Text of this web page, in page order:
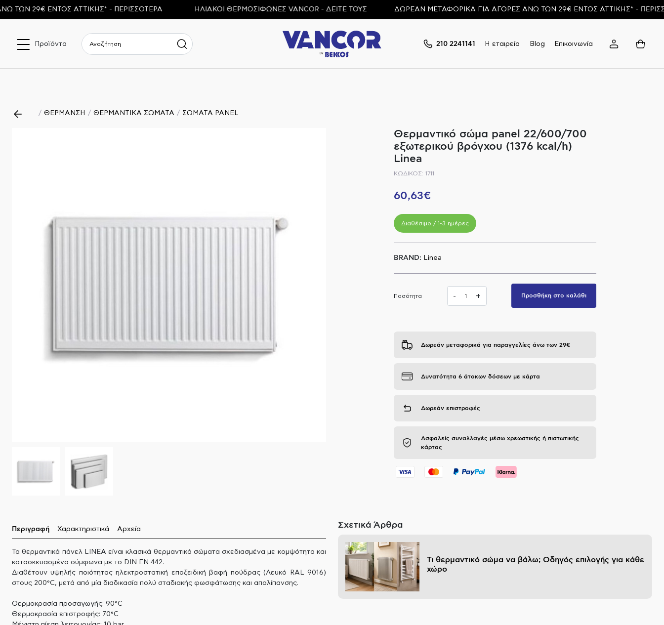
29€ ΕΝΤΟΣ ΑΤΤΙΚΗΣ* - ΠΕΡΙΣΣΟΤΕΡΑ ΗΛΙΑΚΟΙ ΘΕΡΜΟΣΙΦΩΝΕΣ VANCOR - ΔΕΙΤΕ ΤΟΥΣ ΔΩΡΕΑΝ ΜΕΤΑΦΟΡΙΚΑ ΓΙΑ ΑΓΟΡΕΣ ΑΝΩ ΤΩΝ 29€ ΕΝΤΟΣ ΑΤΤΙΚΗΣ* -
Προϊόντα 210 2241141 Η εταιρεία Blog Επικοινωνία
ΘΕΡΜΑΝΣΗ ΘΕΡΜΑΝΤΙΚΑ ΣΩΜΑΤΑ ΣΩΜΑΤΑ PANEL
Θερμαντικό σώμα panel 22/600/700
εξωτερικού βρόγχου (1376 kcal/h)
Linea
ΚΩΔΙΚΟΣ: 1711
60,63€
Διαθέσιμο / 1-3 ημέρες
BRAND: Linea
Ποσότητα - + Προσθήκη στο καλάθι
Δωρεάν μεταφορικά για παραγγελίες άνω των 29€
Δυνατότητα 6 άτοκων δόσεων με κάρτα
Δωρεάν επιστροφές
Ασφαλείς συναλλαγές μέσω χρεωστικής ή πιστωτικής
κάρτας
Περιγραφή Χαρακτηριστικά Αρχεία
Τα θερμαντικά πάνελ LINEA είναι κλασικά θερμαντικά σώματα σχεδιασμένα με κομψότητα και
κατασκευασμένα σύμφωνα με το DIN EN 442.
Διαθέτουν υψηλής ποιότητας ηλεκτροστατική εποξειδική βαφή πούδρας (Λευκό RAL 9016)
στους 200°C, μετά από μία διαδικασία πολύ σταδιακής φωσφάτωσης και απολίπανσης.
Θερμοκρασία προσαγωγής: 90°C
Θερμοκρασία επιστροφής: 70°C
Σχετικά Άρθρα
Τι θερμαντικό σώμα να βάλω; Οδηγός επιλογής για κάθε
χώρο